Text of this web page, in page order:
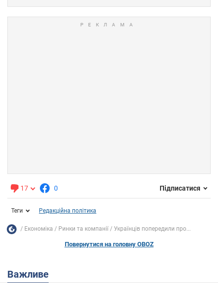
17 0 Підписатися
Теги Редакційна політика
Економіка Ринки та компанії Українців попередили про...
Повернутися на головну OBOZ
Важливе